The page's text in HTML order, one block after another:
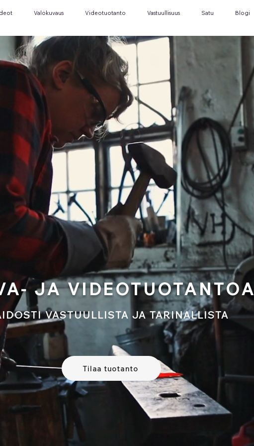
Valokuvaus Videotuotanto Vastuullisuus Satu Blogi
JA VIDEOTUOTANTOA
VASTUULLISTA JA TARINALLISTA
Tilaa tuotanto